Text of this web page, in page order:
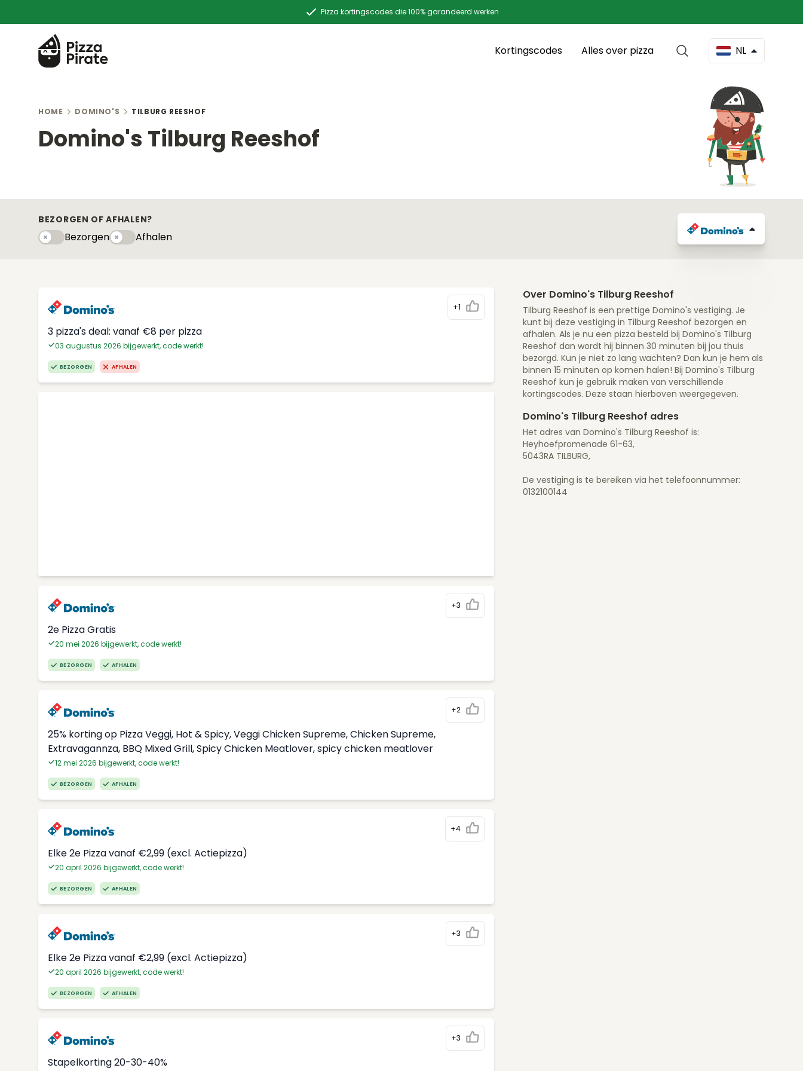
Pizza kortingscodes die 100% garandeerd werken
Kortingscodes Alles over pizza NL
HOME DOMINO'S TILBURG REESHOF
Domino's Tilburg Reeshof
BEZORGEN OF AFHALEN?
BezorgenBezorgenAfhalenyAfhalen
+1
3 pizza's deal: vanaf €8 per pizza
03 augustus 2026 bijgewerkt, code werkt!
BEZORGEN AFHALEN
+3
2e Pizza Gratis
20 mei 2026 bijgewerkt, code werkt!
BEZORGEN AFHALEN
+2
25% korting op Pizza Veggi, Hot & Spicy, Veggi Chicken Supreme, Chicken Supreme,
Extravagannza, BBQ Mixed Grill, Spicy Chicken Meatlover, spicy chicken meatlover
12 mei 2026 bijgewerkt, code werkt!
BEZORGEN AFHALEN
+4
Elke 2e Pizza vanaf €2,99 (excl. Actiepizza)
20 april 2026 bijgewerkt, code werkt!
BEZORGEN AFHALEN
+3
Elke 2e Pizza vanaf €2,99 (excl. Actiepizza)
20 april 2026 bijgewerkt, code werkt!
BEZORGEN AFHALEN
+3
Stapelkorting 20-30-40%
Over Domino's Tilburg Reeshof
Tilburg Reeshof is een prettige Domino's vestiging. Je
kunt bij deze vestiging in Tilburg Reeshof bezorgen en
afhalen. Als je nu een pizza besteld bij Domino's Tilburg
Reeshof dan wordt hij binnen 30 minuten bij jou thuis
bezorgd. Kun je niet zo lang wachten? Dan kun je hem als
binnen 15 minuten op komen halen! Bij Domino's Tilburg
Reeshof kun je gebruik maken van verschillende
kortingscodes. Deze staan hierboven weergegeven.
Domino's Tilburg Reeshof adres
Het adres van Domino's Tilburg Reeshof is:
Heyhoefpromenade 61-63,
5043RA TILBURG,
De vestiging is te bereiken via het telefoonnummer:
0132100144